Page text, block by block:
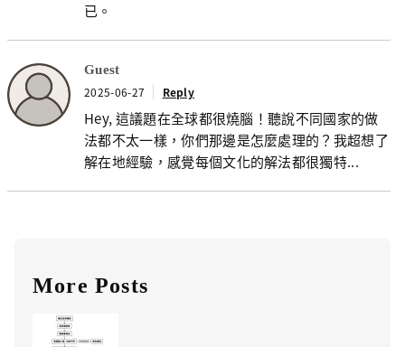
已。
Guest
2025-06-27 Reply
Hey, 這議題在全球都很燒腦！聽說不同國家的做
法都不太一樣，你們那邊是怎麼處理的？我超想了
解在地經驗，感覺每個文化的解法都很獨特...
More Posts